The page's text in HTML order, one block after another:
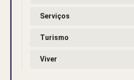
Serviços
Turismo
Viver